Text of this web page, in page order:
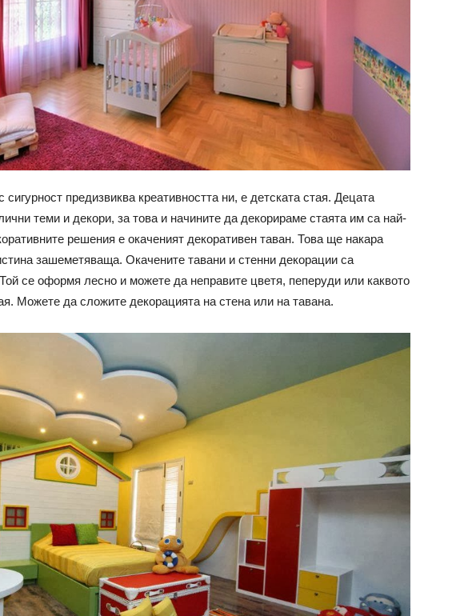
предизвиква креативността ни, е детската стая. Децата
теми и декори, за това и начините да декорираме стаята им са най-
решения е окаченият декоративен таван. Това ще накара
зашеметяваща. Окачените тавани и стенни декорации са
се оформя лесно и можете да неправите цветя, пеперуди или каквото
Можете да сложите декорацията на стена или на тавана.